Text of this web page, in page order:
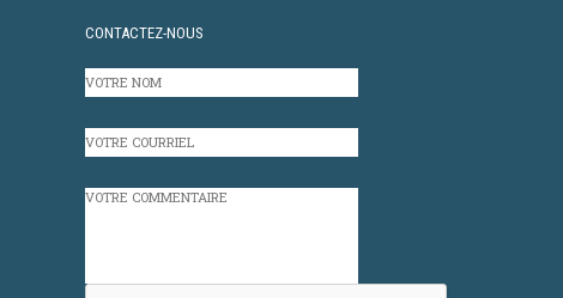
CONTACTEZ-NOUS
VOTRE
NOM
VOTRE
COURRIEL
VOTRE
CAPTCHA